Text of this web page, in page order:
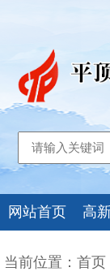
网站首页 高
当前位置： 首页